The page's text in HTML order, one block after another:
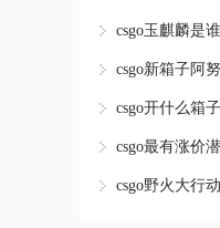
csgo玉麒麟是
csgo新箱子阿
csgo开什么箱
csgo最有涨价
csgo野火大行